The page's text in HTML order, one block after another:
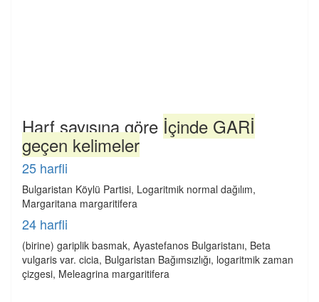
Harf sayısına göre İçinde GARİ
geçen kelimeler
25 harfli
Bulgaristan Köylü Partisi, Logaritmik normal dağılım,
Margaritana margaritifera
24 harfli
(birine) gariplik basmak, Ayastefanos Bulgaristanı, Beta
vulgaris var. cicia, Bulgaristan Bağımsızlığı, logaritmik zaman
çizgesi, Meleagrina margaritifera